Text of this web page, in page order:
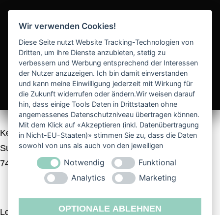
Kerstin Eyer
Sudetenstraße 38
74177 Bad Friedrichshall
Logo- und Branddesign, wirkungsvoll gestaltete
Wir verwenden Cookies!
Diese Seite nutzt Website Tracking-Technologien von
Dritten, um ihre Dienste anzubieten, stetig zu
verbessern und Werbung entsprechend der Interessen
der Nutzer anzuzeigen. Ich bin damit einverstanden
und kann meine Einwilligung jederzeit mit Wirkung für
die Zukunft widerrufen oder ändern.Wir weisen darauf
hin, dass einige Tools Daten in Drittstaaten ohne
angemessenes Datenschutzniveau übertragen können.
Mit dem Klick auf «Akzeptieren (inkl. Datenübertragung
in Nicht-EU-Staaten)» stimmen Sie zu, dass die Daten
sowohl von uns als auch von den jeweiligen
Drittanbietern (auch aus Nicht-EU-Staaten) verwendet
werden dürfen. Sie können Ihre Cookie-Einstellungen
selbstverständlich jederzeit ändern.
Notwendig
Funktional
Analytics
Marketing
OPTIONALE ABLEHNEN